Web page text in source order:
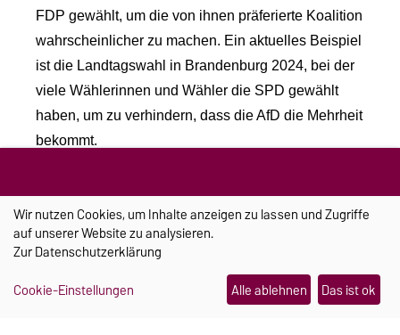
FDP gewählt, um die von ihnen präferierte Koalition
wahrscheinlicher zu machen. Ein aktuelles Beispiel
ist die Landtagswahl in Brandenburg 2024, bei der
viele Wählerinnen und Wähler die SPD gewählt
haben, um zu verhindern, dass die AfD die Mehrheit
bekommt.
Erststimme einem Kandidaten zu geben, der
aussichtsreich ist, das Direktmandat zu holen
wenn man eigentlich einer kleineren Partei
anhängt, die keine Aussicht hatte, Wahlkreise direkt
Wir nutzen Cookies, um Inhalte anzeigen zu lassen und Zugriffe
auf unserer Website zu analysieren.
ZurDatenschutzerklärung
Cookie-Einstellungen
Alle ablehnen Das ist ok